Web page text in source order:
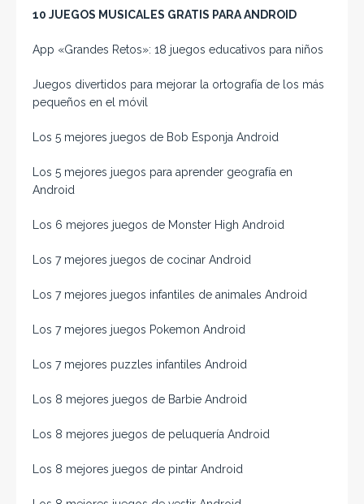
10 JUEGOS MUSICALES GRATIS PARA ANDROID
App «Grandes Retos»: 18 juegos educativos para niños
Juegos divertidos para mejorar la ortografía de los más
pequeños en el móvil
Los 5 mejores juegos de Bob Esponja Android
Los 5 mejores juegos para aprender geografía en
Android
Los 6 mejores juegos de Monster High Android
Los 7 mejores juegos de cocinar Android
Los 7 mejores juegos infantiles de animales Android
Los 7 mejores juegos Pokemon Android
Los 7 mejores puzzles infantiles Android
Los 8 mejores juegos de Barbie Android
Los 8 mejores juegos de peluquería Android
Los 8 mejores juegos de pintar Android